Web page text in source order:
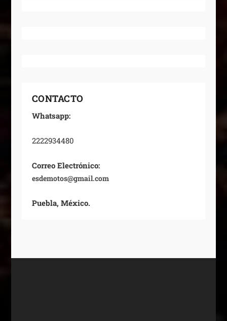
CONTACTO
Whatsapp:
2222934480
Correo Electrónico:
esdemotos@gmail.com
Puebla, México.